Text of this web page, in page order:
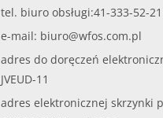
tel. biuro obsługi:41-333-52-21
e-mail: biuro@wfos.com.pl
adres do doręczeń
JVEUD-11
adres elektronicznej skrzynki